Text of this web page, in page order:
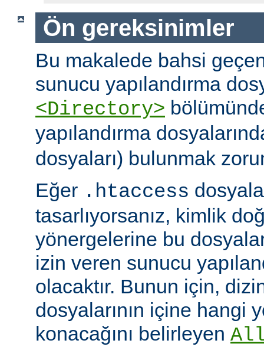
Ön gereksinimler
Bu makalede bahsi
sunucu yapılandırma
<Directory>
yapılandırma
dosyaları) bulunmak
Eğer .htaccess
tasarlıyorsanız, kimlik
yönergelerine bu
izin veren sunucu
olacaktır. Bunun için,
dosyalarının içine hangi
konacağını belirleyen